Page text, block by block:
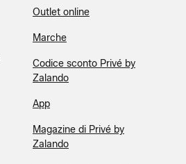
Outlet online
Marche
Codice sconto Privé by
Zalando
App
Magazine di Privé by
Zalando